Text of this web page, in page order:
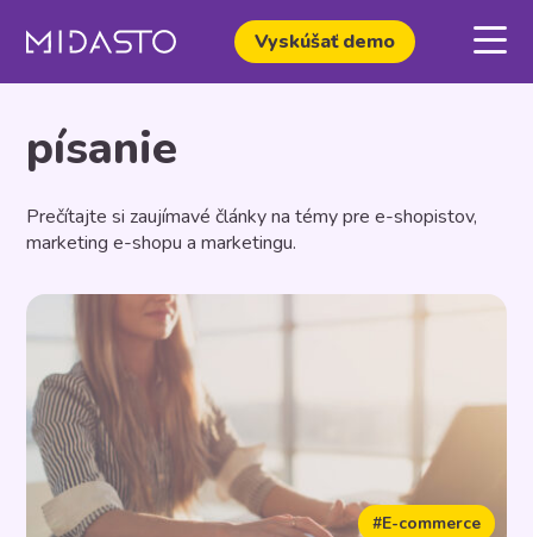
Vyskúšať demo
písanie
Prečítajte si zaujímavé články na témy pre e-shopistov,
marketing e-shopu a marketingu.
#E-commerce